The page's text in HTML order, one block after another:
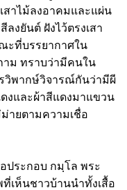
สาไม้ลงอาคมและแผ่น
งยันต์ ฝังไว้ตรงเสา
ะที่บรรยากาศใน
าม ทราบว่ามีคนใน
วิพากษ์วิจารณ์กันว่ามีผี
งและผ้าสีแดงมาแขวน
ายตามความเชื่อ
ประกอบ กมฺโล พระ
เห็นชาวบ้านนำทั้งเสื้อ